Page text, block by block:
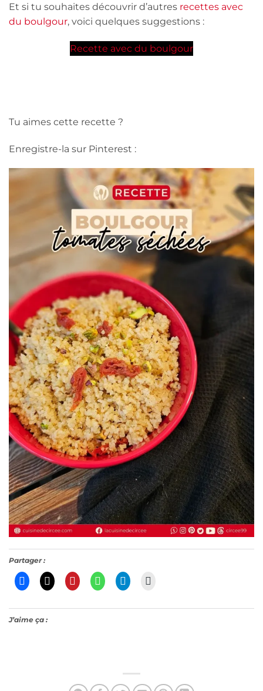
Et si tu souhaites découvrir d’autres recettes avec
du boulgour, voici quelques suggestions :
Recette avec du boulgour
Tu aimes cette recette ?
Enregistre-la sur Pinterest :
Partager :
J’aime ça :